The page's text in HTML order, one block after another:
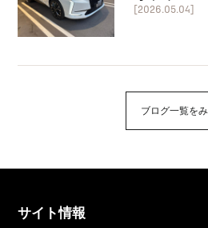
[2026.05.04]
ブログ一覧を
サイト情報